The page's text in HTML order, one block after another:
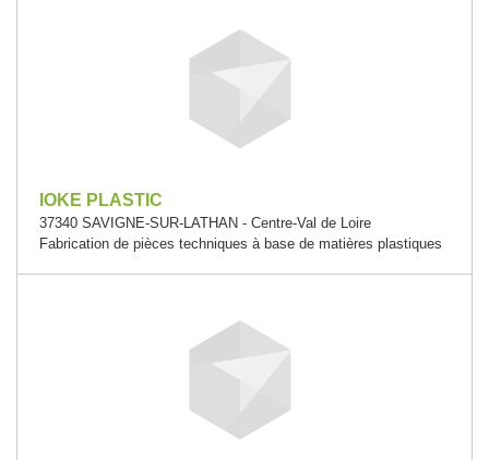
IOKE PLASTIC
37340 SAVIGNE-SUR-LATHAN - Centre-Val de Loire
Fabrication de pièces techniques à base de matières plastiques